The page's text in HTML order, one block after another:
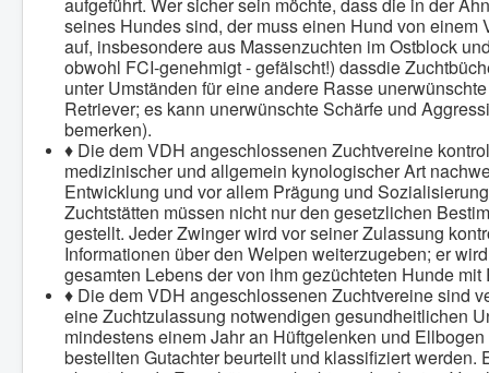
seines Hundes sind, der muss einen Hund von
auf, insbesondere aus Massenzuchten im Ostblock
obwohl FCI-genehmigt - gefälscht!) dassdie
unter Umständen für eine andere Rasse
Retriever; es kann unerwünschte Schärfe und
bemerken).
♦ Die dem VDH angeschlossenen Zuchtvereine
medizinischer und allgemein kynologischer Art
Entwicklung und vor allem Prägung und
Zuchtstätten müssen nicht nur den gesetzlichen
gestellt. Jeder Zwinger wird vor seiner Zulassung
Informationen über den Welpen weiterzugeben; er
gesamten Lebens der von ihm gezüchteten Hunde mit
♦ Die dem VDH angeschlossenen Zuchtvereine sind
eine Zuchtzulassung notwendigen gesundheitlichen
mindestens einem Jahr an Hüftgelenken und
bestellten Gutachter beurteilt und klassifiziert werden.